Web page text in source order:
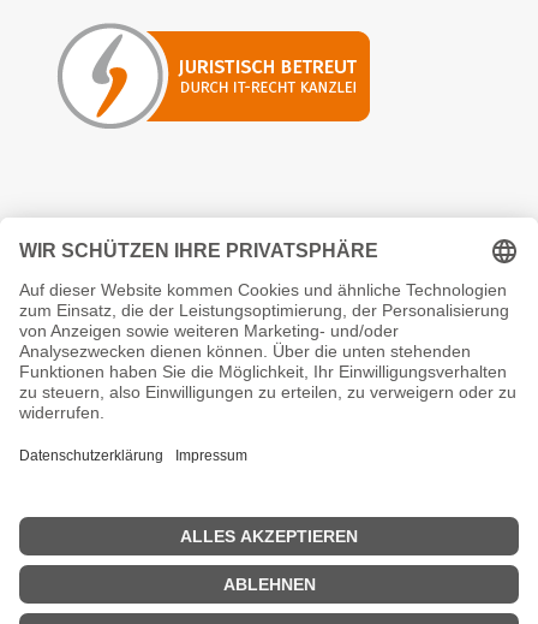
Erfahre hier alle Neuigkeiten:
Folgen
neues gibt
You are successfully subscribed!